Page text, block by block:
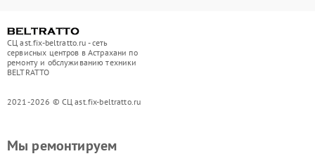
СЦ ast.fix-beltratto.ru - сеть
сервисных центров в Астрахани по
ремонту и обслуживанию техники
BELTRATTO
2021-2026 © СЦ ast.fix-beltratto.ru
Мы ремонтируем